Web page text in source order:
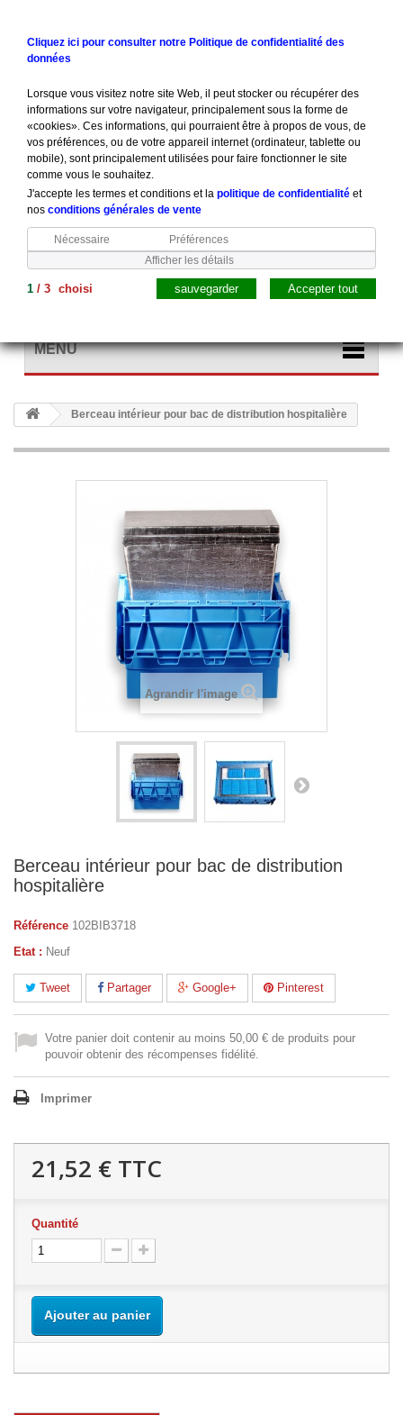
MENU
Berceau intérieur pour bac de distribution hospitalière
Agrandir l'image
Berceau intérieur pour bac de distribution
hospitalière
Référence 102BIB3718
Etat : Neuf
Tweet Partager Google+ Pinterest
Votre panier doit contenir au moins 50,00 € de produits pour
pouvoir obtenir des récompenses fidélité.
Imprimer
21,52 € TTC
Quantité
Ajouter au panier
Cliquez ici pour consulter notre Politique de confidentialité des
données
Lorsque vous visitez notre site Web, il peut stocker ou récupérer des
informations sur votre navigateur, principalement sous la forme de
«cookies». Ces informations, qui pourraient être à propos de vous, de
vos préférences, ou de votre appareil internet (ordinateur, tablette ou
mobile), sont principalement utilisées pour faire fonctionner le site
comme vous le souhaitez.
J'accepte les termes et conditions et lapolitique de confidentialité et
nos conditions générales de vente
Nécessaire
Préférences
Afficher les détails
1 /3 choisi Accepter tout
sauvegarder